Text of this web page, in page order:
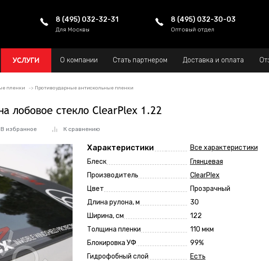
8 (495) 032-32-31
Для Москвы
8 (495) 032-30-03
Оптовый отдел
УСЛУГИ О компании Стать партнером Доставка и оплата
пленки Противоударные антискольные пленки
лобовое стекло ClearPlex 1.22
В избранное К сравнению
Характеристики
Все характеристики
Блеск
Глянцевая
Производитель
ClearPlex
Цвет
Прозрачный
Длина рулона, м
30
Ширина, см
122
Толщина пленки
110 мкм
Блокировка УФ
99%
Гидрофобный слой
Есть